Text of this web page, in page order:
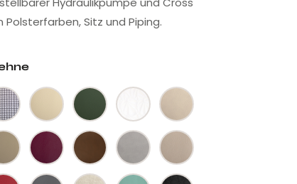
Polsterfarben, Sitz und Piping.